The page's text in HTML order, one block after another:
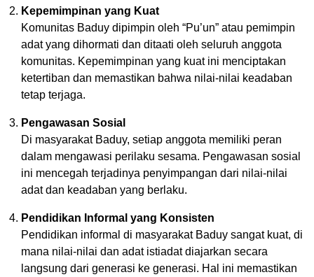
Kepemimpinan yang Kuat
Komunitas Baduy dipimpin oleh “Pu’un” atau pemimpin
adat yang dihormati dan ditaati oleh seluruh anggota
komunitas. Kepemimpinan yang kuat ini menciptakan
ketertiban dan memastikan bahwa nilai-nilai keadaban
tetap terjaga.
Pengawasan Sosial
Di masyarakat Baduy, setiap anggota memiliki peran
dalam mengawasi perilaku sesama. Pengawasan sosial
ini mencegah terjadinya penyimpangan dari nilai-nilai
adat dan keadaban yang berlaku.
Pendidikan Informal yang Konsisten
Pendidikan informal di masyarakat Baduy sangat kuat, di
mana nilai-nilai dan adat istiadat diajarkan secara
langsung dari generasi ke generasi. Hal ini memastikan